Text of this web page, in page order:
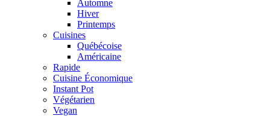
Automne
Hiver
Printemps
Cuisines
Québécoise
Américaine
Rapide
Cuisine Économique
Instant Pot
Végétarien
Vegan